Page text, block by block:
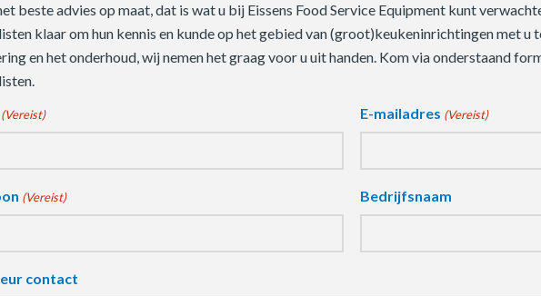
beste advies op maat, dat is wat u bij Eissens Food Service Equipment kunt
klaar om hun kennis en kunde op het gebied van (groot)keukeninrichtingen met u
en het onderhoud, wij nemen het graag voor u uit handen. Kom via onderstaand
(Vereist) E-mailadres (Vereist)
(Vereist) Bedrijfsnaam
contact